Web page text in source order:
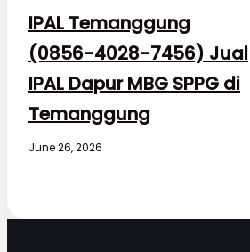
IPAL Temanggung
(0856-4028-7456) Jual
IPAL Dapur MBG SPPG di
Temanggung
June 26, 2026